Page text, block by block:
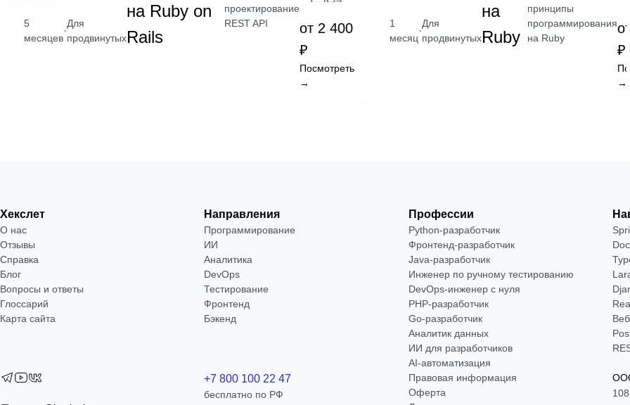
5
месяцев
·
Для
продвинутых
на Ruby on
Rails
проектирование
REST API
от 2 400
₽
Посмотреть
→
1
месяц
·
Для
продвинутых
на
Ruby
принципы
программирования
на Ruby
₽
→
Хекслет
О нас
Отзывы
Справка
Блог
Вопросы и ответы
Глоссарий
Карта сайта
Направления
Программирование
ИИ
Аналитика
DevOps
Тестирование
Фронтенд
Бэкенд
Профессии
Python-разработчик
Фронтенд-разработчик
Java-разработчик
Инженер по ручному тестированию
DevOps-инженер с нуля
РНР-разработчик
Go-разработчик
Аналитик данных
ИИ для разработчиков
AI-автоматизация
+7 800 100 22 47
бесплатно по РФ
Правовая информация
Оферта